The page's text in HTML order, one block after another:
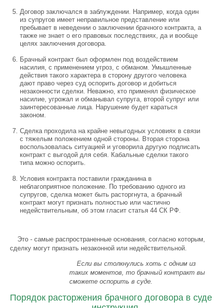
Договор заключался в заблуждении. Например, когда один
из супругов имеет неправильное представление или
пребывает в неведении о заключении брачного контракта, а
также не знает о его правовых последствиях, да и вообще
целях заключения договора.
Брачный контракт был оформлен под воздействием
насилия, с применением угроз, с обманом. Умышленные
действия такого характера в сторону другого человека
дают право через суд оспорить договор и добиться
незаконности сделки. Неважно, кто применял физическое
насилие, угрожал и обманывал супруга, второй супруг или
заинтересованные лица. Нарушение будет караться
законом.
Сделка проходила на крайне невыгодных условиях в связи
с тяжелым положением одной стороны. Вторая сторона
воспользовалась ситуацией и уговорила другую подписать
контракт с выгодой для себя. Кабальные сделки такого
типа можно оспорить.
Условия контракта поставили гражданина в
неблагоприятное положение. По требованию одного из
супругов, сделка может быть расторгнута, а брачный
контракт могут признать полностью или частично
недействительным, об этом гласит статья 44 СК РФ.
Это - самые распространенные основания, согласно которым,
сделку могут признать незаконной или недействительной.
Если вы столкнулись хоть с одним из
таких моментов, то брачный контракт вы
сможете оспорить в суде.
Порядок расторжения брачного договора в суде